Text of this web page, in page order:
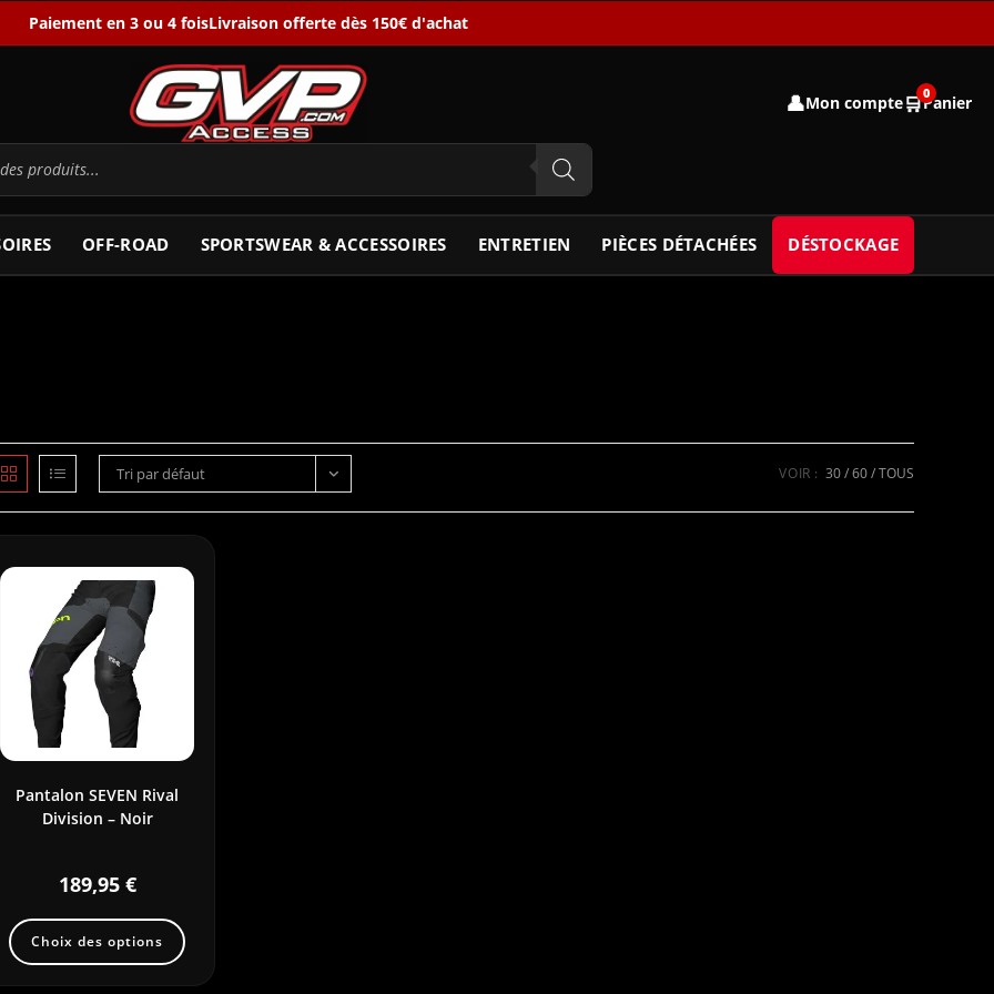
Paiement en 3 ou 4 foisLivraison offerte dès 150€ d'achat
👤Mon compte🛒0
Panier
OFF-ROAD SPORTSWEAR & ACCESSOIRES ENTRETIEN PIÈCES DÉTACHÉES DÉSTOCKAGE
Tri par défaut VOIR : 30 60 TOUS
Pantalon SEVEN Rival
Division – Noir
189,95 €
Choix des options